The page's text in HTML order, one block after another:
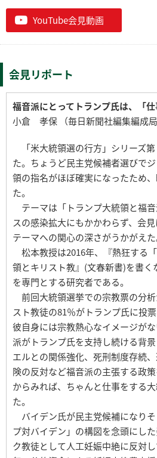
YouTube会見動画
会見リポート
福音派にとってトランプ氏は、「仕
小倉 孝保 （毎日新聞社編集編成局
「米大統領選の行方」シリーズ
た。ちょうど民主党候補者選びで
領の指名がほぼ確実になったため
た。
テーマは「トランプ大統領と福
スの感染拡大にもかかわらず、会
テーマへの関心の深さがうかがえた
松本教授は2016年、『熱狂する
領とキリスト教』(文春新書)を書く
を専門とする研究者である。
前回大統領選挙での宗教票の分
スト教徒の81％がトランプ氏に投
彼自身には宗教熱心なイメージが
派がトランプ氏を支持し続ける背
エルとの関係強化、死刑制度存続
険の反対など福音派の主張する政
からみれば、ちゃんと仕事をする
た。
バイデン氏が民主党候補になり
プ対バイデン」の構図を念頭にし
ク教徒として人工妊娠中絶に反対